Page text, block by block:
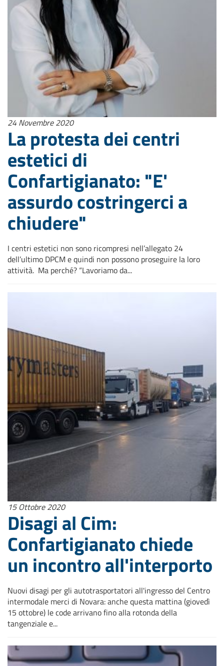
24 Novembre 2020
La protesta dei centri
estetici di
Confartigianato: "E'
assurdo costringerci a
chiudere"
I centri estetici non sono ricompresi nell’allegato 24
dell’ultimo DPCM e quindi non possono proseguire la loro
attività. Ma perché? “Lavoriamo da...
15 Ottobre 2020
Disagi al Cim:
Confartigianato chiede
un incontro all'interporto
Nuovi disagi per gli autotrasportatori all'ingresso del Centro
intermodale merci di Novara: anche questa mattina (giovedì
15 ottobre) le code arrivano fino alla rotonda della
tangenziale e...